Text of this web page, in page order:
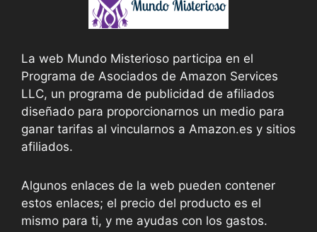
La web Mundo Misterioso participa en el
Programa de Asociados de Amazon Services
LLC, un programa de publicidad de afiliados
diseñado para proporcionarnos un medio para
ganar tarifas al vincularnos a Amazon.es y sitios
afiliados.
Algunos enlaces de la web pueden contener
estos enlaces; el precio del producto es el
mismo para ti, y me ayudas con los gastos.